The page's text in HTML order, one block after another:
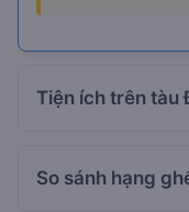
Tiện ích trên tàu
So sánh hạng